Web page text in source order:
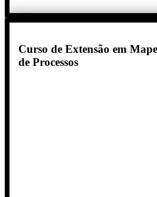
Curso de Extensão em
de Processos